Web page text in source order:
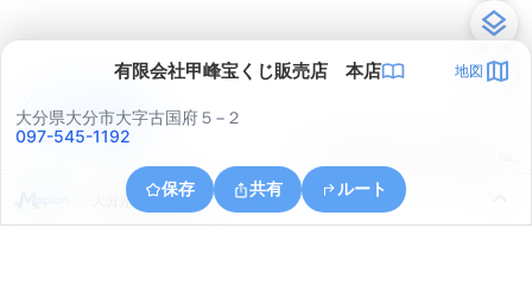
有限会社甲峰宝くじ販売店 本店 地図
大分県大分市大字古国府５−２
097-545-1192
保存 共有 ルート
大分県大分市元町
アプリで見る